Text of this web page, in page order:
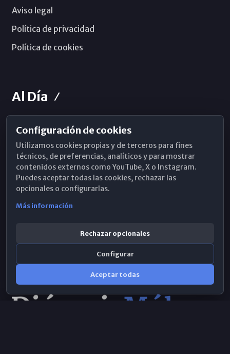
Aviso legal
Política de privacidad
Política de cookies
Al Día
Horarios de Misa
Hemeroteca
WhatsApp
Configuración de cookies
Utilizamos cookies propias y de terceros para fines
técnicos, de preferencias, analíticos y para mostrar
contenidos externos como YouTube, X o Instagram.
Puedes aceptar todas las cookies, rechazar las
opcionales o configurarlas.
Más información
Rechazar opcionales
Configurar
Aceptar todas